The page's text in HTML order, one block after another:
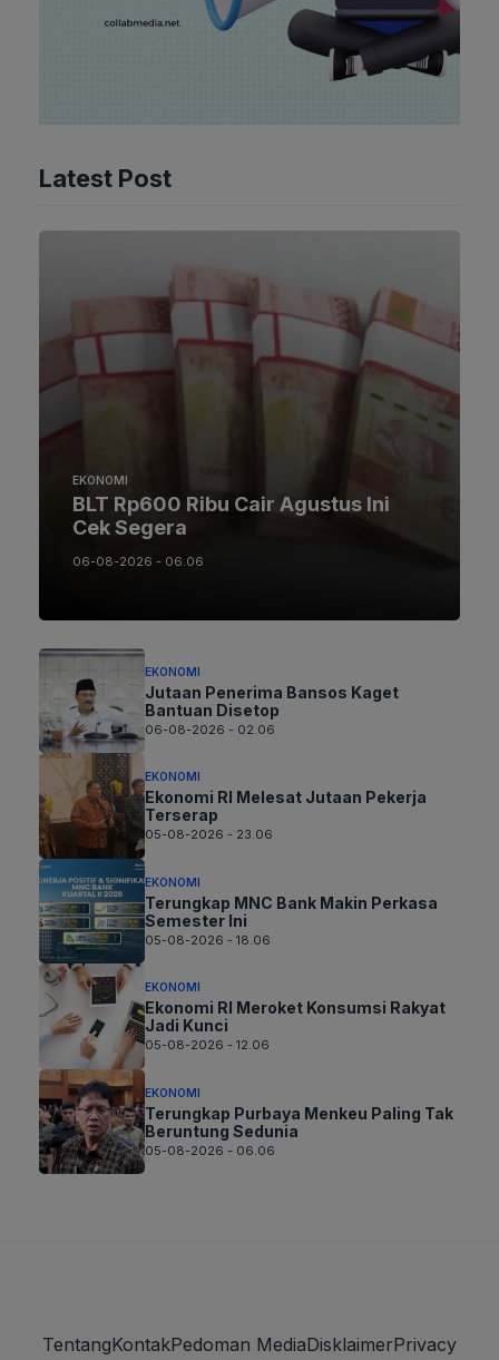
Latest Post
EKONOMI
BLT Rp600 Ribu Cair Agustus Ini
Cek Segera
06-08-2026 - 06.06
EKONOMI
Jutaan Penerima Bansos Kaget
Bantuan Disetop
06-08-2026 - 02.06
EKONOMI
Ekonomi RI Melesat Jutaan Pekerja
Terserap
05-08-2026 - 23.06
EKONOMI
Terungkap MNC Bank Makin Perkasa
Semester Ini
05-08-2026 - 18.06
EKONOMI
Ekonomi RI Meroket Konsumsi Rakyat
Jadi Kunci
05-08-2026 - 12.06
EKONOMI
Terungkap Purbaya Menkeu Paling Tak
Beruntung Sedunia
05-08-2026 - 06.06
TentangKontakPedoman MediaDisklaimerPrivacy